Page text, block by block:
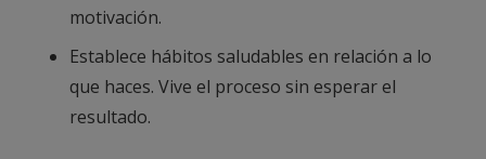
motivación.
Establece hábitos saludables en relación a lo
que haces. Vive el proceso sin esperar el
resultado.